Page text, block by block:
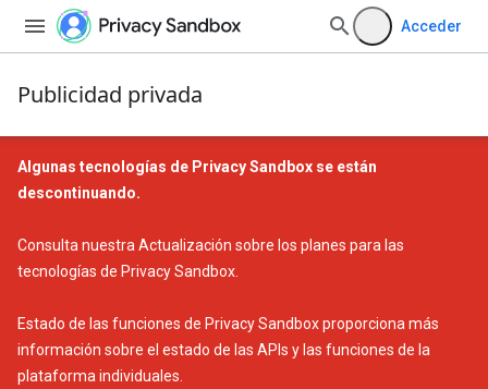
Acceder
Publicidad privada
Algunas tecnologías de Privacy Sandbox se están
descontinuando.
Consulta nuestra Actualización sobre los planes para las
tecnologías de Privacy Sandbox
Estado de las funciones de Privacy Sandboxproporciona más
información sobre el estado de las APIs y las funciones de la
plataforma individuales.